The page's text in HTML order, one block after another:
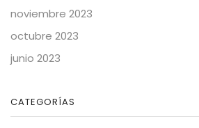
noviembre 2023
octubre 2023
junio 2023
CATEGORÍAS